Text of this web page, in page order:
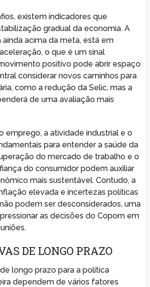
existem indicadores que
gradual da economia. A
acima da meta, está em
o que é um sinal
positivo pode abrir espaço
considerar novos caminhos para
como a redução da Selic, mas a
de uma avaliação mais
emprego, a atividade industrial e o
para entender a saúde da
do mercado de trabalho e o
do consumidor podem auxiliar
mais sustentável. Contudo, a
elevada e incertezas políticas
podem ser desconsiderados, uma
as decisões do Copom em
DE LONGO PRAZO
longo prazo para a política
dependem de vários fatores